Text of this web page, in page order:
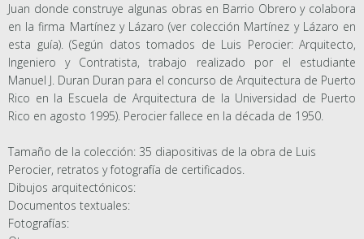
Juan donde construye algunas obras en Barrio Obrero y colabora
en la firma Martínez y Lázaro (ver colección Martínez y Lázaro en
esta guía). (Según datos tomados de Luis Perocier: Arquitecto,
Ingeniero y Contratista, trabajo realizado por el estudiante
Manuel J. Duran Duran para el concurso de Arquitectura de Puerto
Rico en la Escuela de Arquitectura de la Universidad de Puerto
Rico en agosto 1995). Perocier fallece en la década de 1950.
Tamaño de la colección: 35 diapositivas de la obra de Luis
Perocier, retratos y fotografía de certificados.
Dibujos arquitectónicos:
Documentos textuales:
Fotografías: